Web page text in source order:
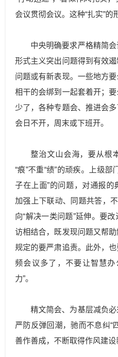
会议贯彻会议。这种“扎实”的
中央明确要求严格精简
形式主义突出问题得到有效
问题或有新表现。一些地方
相干的会绑到一起套着开；
少了，各种专题会、推进会
会日不开，周末或下班开。
整治文山会海，要从根
“痕”不重“绩”的顽疾。上级
子在上面”的问题，对通报的
加强上下联动、同题共答，
向“解决一类问题”延伸。要
访相结合，既发现问题又帮
规定的要严肃追责。此外，
频会议多了，不要让智慧办
力”。
精文简会、为基层减负必
严防反弹回潮，驰而不息纠“
善作善成，不断取得作风建设